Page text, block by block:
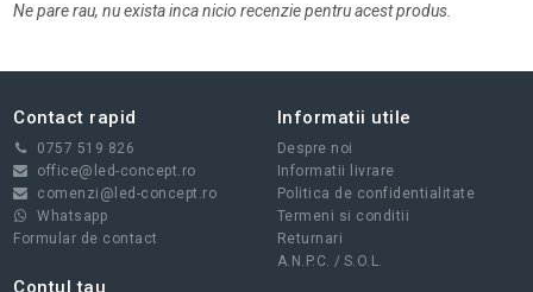
Ne pare rau, nu exista inca nicio recenzie pentru acest produs.
Contact rapid
0757 519 826
office@led-concept.ro
comenzi@led-concept.ro
Whatsapp
Formular de contact
Informatii utile
Despre noi
Informatii livrare
Politica de confidentialitate
Termeni si conditii
Returnari
A.N.P.C. / S.O.L.
Contul tau